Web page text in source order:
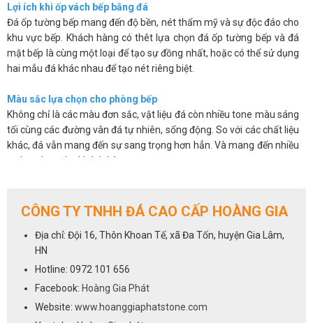
Lợi ích khi ốp vách bếp bằng đá
Đá ốp tường bếp mang đến độ bền, nét thẩm mỹ và sự độc đáo cho
khu vực bếp. Khách hàng có thêt lựa chọn đá ốp tường bếp và đá
mặt bếp là cùng một loại để tạo sự đồng nhất, hoặc có thể sử dụng
hai mẫu đá khác nhau để tạo nét riêng biệt.
Màu sắc lựa chọn cho phòng bếp
Không chỉ là các màu đơn sắc, vật liệu đá còn nhiều tone màu sáng
tối cùng các đường vân đá tự nhiên, sống động. So với các chất liệu
khác, đá vẫn mang đến sự sang trọng hơn hẳn. Và mang đến nhiều
sự lựa chọn cho khách hàng.
giúp bạn sẽ dễ dàng vệ sinh và luôn mang lại sự sạch sẽ.
bếp. Chúng khắc phục được những hạn chế về mẫu mã, màu sắc lại
vừa mang đến vẻ sang trọng và độ bền cho sản phẩm.
Cách lựa chọn đá cho phòng bếp
tất cả các dòng đá sử dụng để ốp mặt bếp đều có thể dùng cho vị trí
CÔNG TY TNHH ĐÁ CAO CẤP HOÀNG GIA
Địa chỉ: Đội 16, Thôn Khoan Tế, xã Đa Tốn, huyện Gia Lâm,
HN
Hotline: 0972 101 656
Facebook: Hoàng Gia Phát
Website: www.hoanggiaphatstone.com